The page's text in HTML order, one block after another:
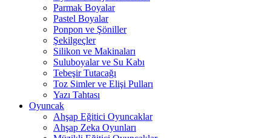
Parmak Boyalar
Pastel Boyalar
Ponpon ve Şöniller
Şekilgeçler
Silikon ve Makinaları
Suluboyalar ve Su Kabı
Tebeşir Tutacağı
Toz Simler ve Elişi Pulları
Yazı Tahtası
Oyuncak
Ahşap Eğitici Oyuncaklar
Ahşap Zeka Oyunları